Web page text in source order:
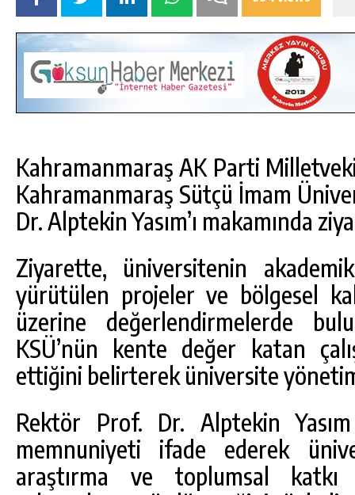
Kahramanmaraş AK Parti
Kahramanmaraş Sütçü İmam
Dr. Alptekin Yasım’ı makamında
Ziyarette, üniversitenin
yürütülen projeler ve bölgesel
üzerine değerlendirmelerde
KSÜ’nün kente değer katan
ettiğini belirterek üniversite
Rektör Prof. Dr. Alptekin
memnuniyeti ifade ederek
araştırma ve toplumsal katkı
GÜNLÜK HABER AKIŞI
GÖKSUN HAFIZLIK KIZ KUR’AN KURSU
ÖĞRENCILERINE DARENDE GEZISI.